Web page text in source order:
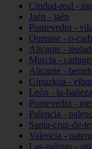
Ciudad-real -
Jaén - jaén
Pontevedra -
Ourense - o-
Alicante -
Murcia -
Alicante -
Gipuzkoa - eibar
León - la-bañeza
Pontevedra -
Palencia -
Santa-cruz-de-
Valencia -
Las-palmas -